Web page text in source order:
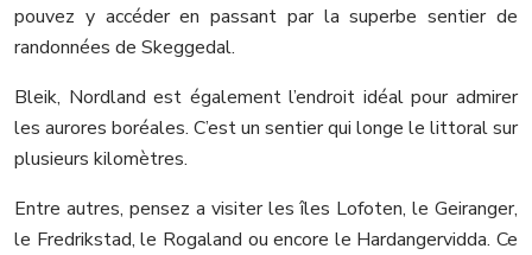
pouvez y accéder en passant par la superbe sentier de
randonnées de Skeggedal.
Bleik, Nordland est également l’endroit idéal pour admirer
les aurores boréales. C’est un sentier qui longe le littoral sur
plusieurs kilomètres.
Entre autres, pensez a visiter les îles Lofoten, le Geiranger,
le Fredrikstad, le Rogaland ou encore le Hardangervidda. Ce